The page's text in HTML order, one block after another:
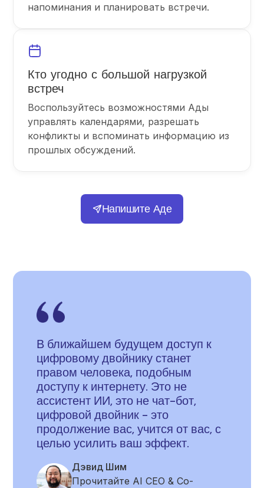
напоминания и планировать встречи.
Кто угодно с большой нагрузкой
встреч
Воспользуйтесь возможностями Ады
управлять календарями, разрешать
конфликты и вспоминать информацию из
прошлых обсуждений.
Напишите Аде
В ближайшем будущем доступ к
цифровому двойнику станет
правом человека, подобным
доступу к интернету. Это не
ассистент ИИ, это не чат-бот,
цифровой двойник - это
продолжение вас, учится от вас, с
целью усилить ваш эффект.
Дэвид Шим
Прочитайте AI CEO & Co-